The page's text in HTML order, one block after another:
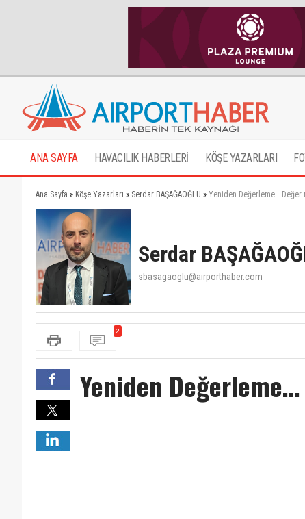
ANA SAYFA HAVACILIK HABERLERİ KÖŞE YAZARLARI
Ana Sayfa » Köşe Yazarları » Serdar BAŞAĞAOĞLU » Yeniden Değerleme… Değer
Serdar
sbasagaoglu@airporthaber.com
2
Yeniden